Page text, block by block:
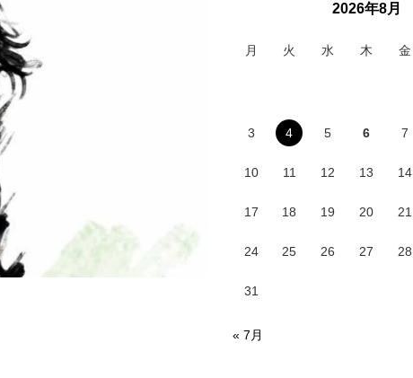
2026年8月
月 火 水 木 金
3 4 5 6 7
10 11 12 13 14
17 18 19 20 21
24 25 26 27 28
31
« 7月